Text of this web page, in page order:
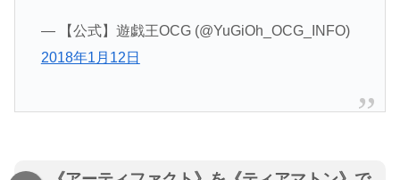
— 【公式】遊戯王OCG (@YuGiOh_OCG_INFO)
2018年1月12日